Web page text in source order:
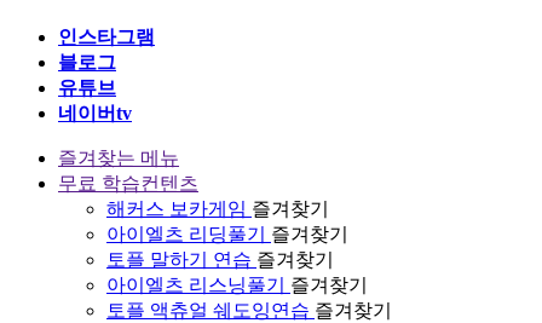
인스타그램
블로그
유튜브
네이버tv
즐겨찾는 메뉴
무료 학습컨텐츠
해커스 보카게임 즐겨찾기
아이엘츠 리딩풀기
즐겨찾기
토플 말하기 연습 즐겨찾기
아이엘츠 리스닝풀기
즐겨찾기
토플 액츄얼 쉐도잉연습 즐겨찾기